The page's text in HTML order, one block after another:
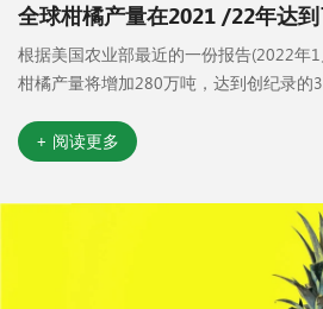
全球柑橘产量在2021 /22年达
根据美国农业部最近的一份报告(2022年
柑橘产量将增加280万吨，达到创纪录的
+ 阅读更多